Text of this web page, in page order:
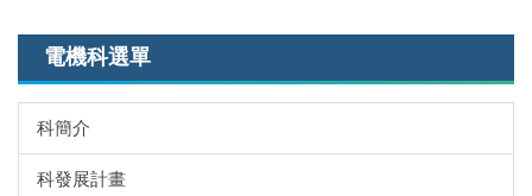
電機科選單
科簡介
科發展計畫